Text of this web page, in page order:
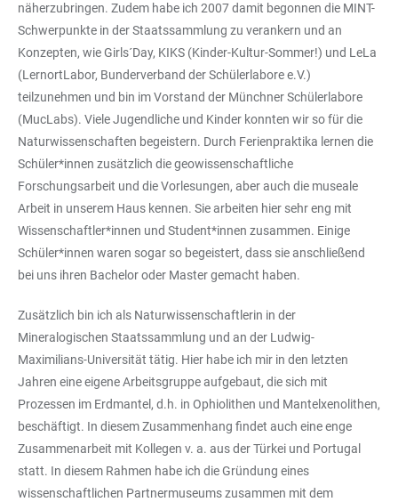
näherzubringen. Zudem habe ich 2007 damit begonnen die MINT-
Schwerpunkte in der Staatssammlung zu verankern und an
Konzepten, wie Girls´Day, KIKS (Kinder-Kultur-Sommer!) und LeLa
(LernortLabor, Bunderverband der Schülerlabore e.V.)
teilzunehmen und bin im Vorstand der Münchner Schülerlabore
(MucLabs). Viele Jugendliche und Kinder konnten wir so für die
Naturwissenschaften begeistern. Durch Ferienpraktika lernen die
Schüler*innen zusätzlich die geowissenschaftliche
Forschungsarbeit und die Vorlesungen, aber auch die museale
Arbeit in unserem Haus kennen. Sie arbeiten hier sehr eng mit
Wissenschaftler*innen und Student*innen zusammen. Einige
Schüler*innen waren sogar so begeistert, dass sie anschließend
bei uns ihren Bachelor oder Master gemacht haben.
Zusätzlich bin ich als Naturwissenschaftlerin in der
Mineralogischen Staatssammlung und an der Ludwig-
Maximilians-Universität tätig. Hier habe ich mir in den letzten
Jahren eine eigene Arbeitsgruppe aufgebaut, die sich mit
Prozessen im Erdmantel, d.h. in Ophiolithen und Mantelxenolithen,
beschäftigt. In diesem Zusammenhang findet auch eine enge
Zusammenarbeit mit Kollegen v. a. aus der Türkei und Portugal
statt. In diesem Rahmen habe ich die Gründung eines
wissenschaftlichen Partnermuseums zusammen mit dem